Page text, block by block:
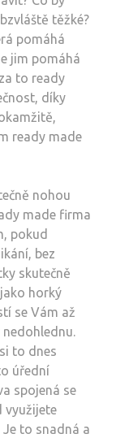
těžké?
pomáhá
jim pomáhá
to ready
díky
ready made
nohou
made firma
pokud
bez
skutečně
horký
se Vám až
to dnes
úřední
spojená se
využijete
to snadná a